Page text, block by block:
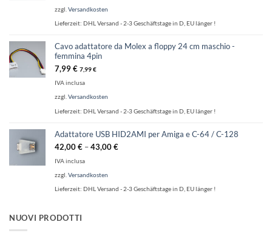
zzgl. Versandkosten
Lieferzeit: DHL Versand - 2-3 Geschäftstage in D, EU länger !
Cavo adattatore da Molex a floppy 24 cm maschio -
femmina 4pin
7,99€ 7,99€
IVA inclusa
zzgl.Versandkosten
Lieferzeit: DHL Versand - 2-3 Geschäftstage in D, EU länger !
Adattatore USB HID2AMI per Amiga e C-64 / C-128
42,00€ –43,00€
IVA inclusa
zzgl. Versandkosten
Lieferzeit: DHL Versand - 2-3 Geschäftstage in D, EU länger !
NUOVI PRODOTTI